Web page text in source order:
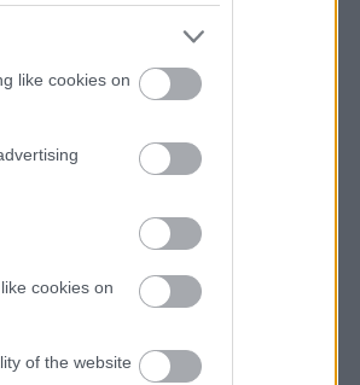
like cookies on
cookies on
of the website